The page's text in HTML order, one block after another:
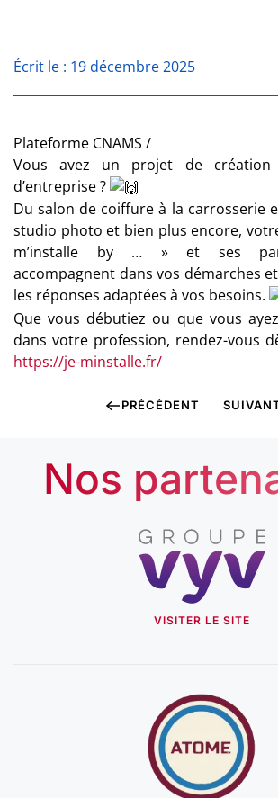
Écrit le : 19 décembre 2025
Plateforme CNAMS /
Vous avez un projet de
d’entreprise ?
Du salon de coiffure à la carrosserie
studio photo et bien plus encore,
m’installe by … » et ses
accompagnent dans vos démarches
les réponses adaptées à vos besoins.
Que vous débutiez ou que vous
dans votre profession, rendez-vous
https://je-minstalle.fr/
PRÉCÉDENT
Nos
VISITER LE SITE